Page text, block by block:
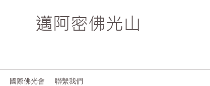
邁阿密佛光山
國際佛光會 聯繫我們